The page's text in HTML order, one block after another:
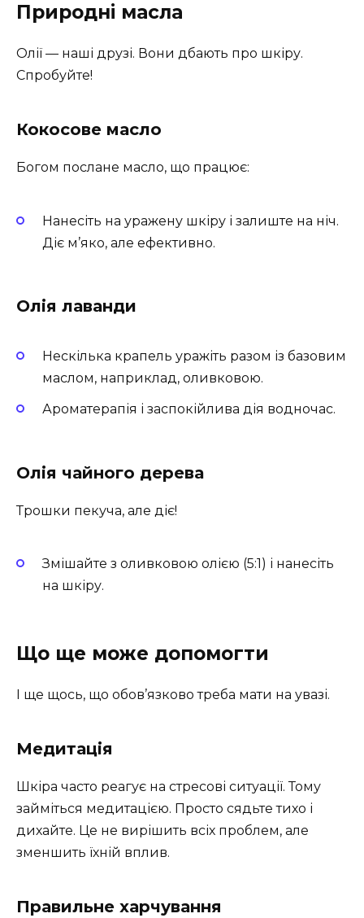
Природні масла
Олії — наші друзі. Вони дбають про шкіру.
Спробуйте!
Кокосове масло
Богом послане масло, що працює:
Нанесіть на уражену шкіру і залиште на ніч.
Діє м’яко, але ефективно.
Олія лаванди
Нескілька крапель уражіть разом із базовим
маслом, наприклад, оливковою.
Ароматерапія і заспокійлива дія водночас.
Олія чайного дерева
Трошки пекуча, але діє!
Змішайте з оливковою олією (5:1) і нанесіть
на шкіру.
Що ще може допомогти
І ще щось, що обов’язково треба мати на увазі.
Медитація
Шкіра часто реагує на стресові ситуації. Тому
займіться медитацією. Просто сядьте тихо і
дихайте. Це не вирішить всіх проблем, але
зменшить їхній вплив.
Правильне харчування